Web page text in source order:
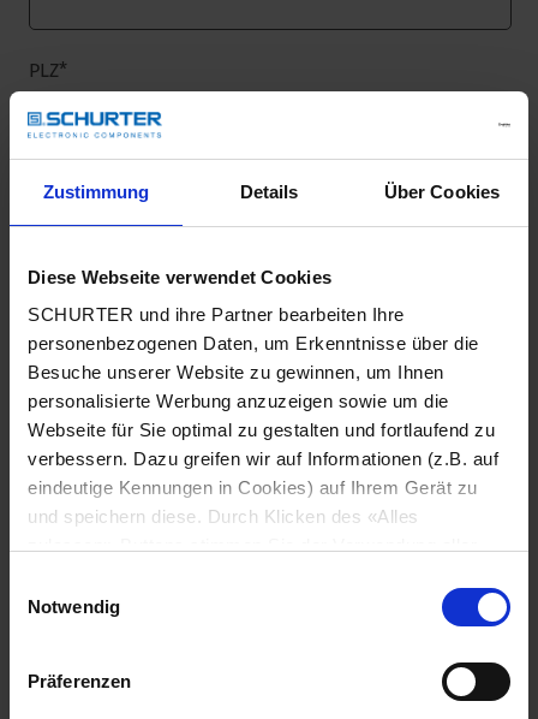
Zustimmung Details Über Cookies
Diese Webseite verwendet Cookies
SCHURTER und ihre Partner bearbeiten Ihre
personenbezogenen Daten, um Erkenntnisse über die
Besuche unserer Website zu gewinnen, um Ihnen
personalisierte Werbung anzuzeigen sowie um die
Webseite für Sie optimal zu gestalten und fortlaufend zu
verbessern. Dazu greifen wir auf Informationen (z.B. auf
eindeutige Kennungen in Cookies) auf Ihrem Gerät zu
und speichern diese. Durch Klicken des «Alles
zu. Sie können Ihre Einstellungen jederzeit ändern, indem
Sie auf «Cookie-Einstellungen verwalten» am Seitenende
klicken. Ihre Einstellungen werden unseren Partnern
gemeldet und haben keinen Einfluss auf die
Notwendig
Präferenzen
PLZ*
Stadt*
Land*
Telefonnummer*